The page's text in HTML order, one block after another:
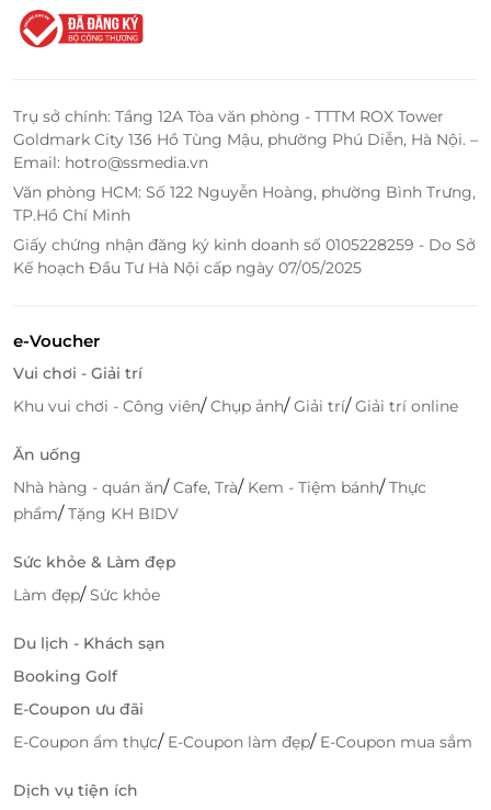
Thực khách sẽ có trải nghiệm ẩm thực hấp dẫn, tuyệt vời mỗi khi
Từng món ăn làm ra tại Matsuri - Yaki Restaurant đều
được lựa chọn kỹ càng, nguyên liệu tươi ngon mỗi
ngày, chế biến cẩn thận đảm bảo mang đến cho quý
khách bữa ăn không chỉ đẹp mắt, ngon lành mà còn
phong phú về dinh dưỡng.
Với đội ngũ nhân viên chuyên nghiệp, chu đáo, nhiệt
mọi khách hàng.
Truy cậplifelink.vn
hấp dẫn bạn nhé!
Trụ sở chính: Tầng 12A Tòa văn phòng - TTTM ROX Tower
Goldmark City 136 Hồ Tùng Mậu, phường Phú Diễn, Hà Nội. –
Email: hotro@ssmedia.vn
Văn phòng HCM: Số 122 Nguyễn Hoàng, phường Bình Trưng,
TP.Hồ Chí Minh
Giấy chứng nhận đăng ký kinh doanh số 0105228259 - Do Sở
Kế hoạch Đầu Tư Hà Nội cấp ngày 07/05/2025
e-Voucher
Vui chơi - Giải trí
Khu vui chơi - Công viên/Chụp ảnh/Giải trí/Giải trí online
Ăn uống
Nhà hàng - quán ăn/Cafe, Trà/ Kem - Tiệm bánh/Thực
phẩm/Tặng KH BIDV
Sức khỏe & Làm đẹp
Làm đẹp/Sức khỏe
Du lịch - Khách sạn
Booking Golf
E-Coupon ưu đãi
E-Coupon ẩm thực/ E-Coupon làm đẹp/ E-Coupon mua sắm
Dịch vụ tiện ích